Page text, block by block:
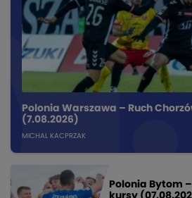
Polonia Warszawa – Ruch
(7.08.2026)
MICHAL KACPRZAK
Polonia Bytom
kursy